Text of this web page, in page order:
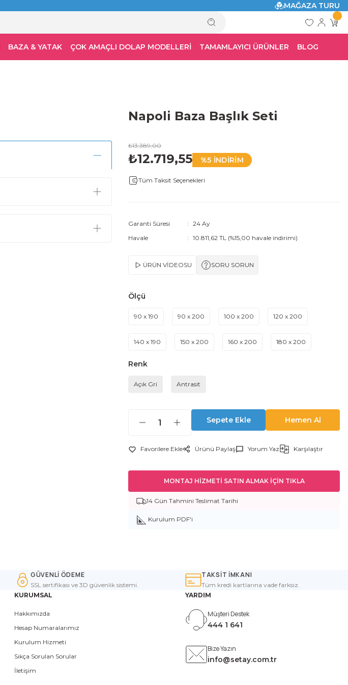
MAĞAZA TURU
BAZA & YATAK ÇOK AMAÇLI DOLAP MODELLERİ TAMAMLAYICI ÜRÜNLER BLOG
Napoli Baza Başlık Seti
₺13.389,00
₺12.719,55 %5 İNDİRİM
Tüm Taksit Seçenekleri
Garanti Süresi
24 Ay
Havale
10.811,62 TL (%15,00 havale indirimi)
ÜRÜN VİDEOSU SORU SORUN
Ölçü
90 x 190 90 x 200 100 x 200 120 x 200
140 x 190 150 x 200 160 x 200 180 x 200
Renk
Açık Gri Antrasit
Sepete Ekle Hemen Al
Ürünü Paylaş Yorum Yaz Karşılaştır
MONTAJ HİZMETİ SATIN ALMAK İÇİN TIKLA
14 Gün Tahmini Teslimat Tarihi
Kurulum PDF'i
GÜVENLİ ÖDEME
SSL sertifikası ve 3D güvenlik sistemi.
TAKSİT İMKANI
Tüm kredi kartlarına vade farksız.
KURUMSAL
Hakkımızda
Hesap Numaralarımız
Kurulum Hizmeti
Sıkça Sorulan Sorular
İletişim
YARDIM
Müşteri Destek
444 1 641
Bize Yazın
info@setay.com.tr